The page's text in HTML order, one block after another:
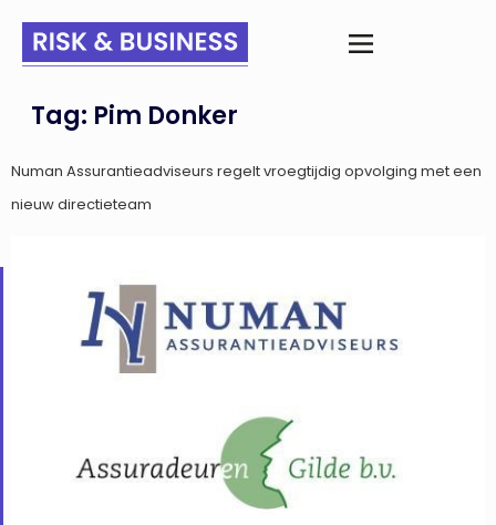
Tag: Pim Donker
Numan Assurantieadviseurs regelt vroegtijdig opvolging met een
nieuw directieteam